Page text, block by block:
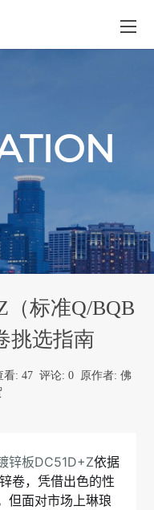
（标准Q/BQB
挑选指南
看: 47 评论: 0 原作者: 佛
锌板DC51D+Z依据
卷，凭借出色的性
但面对市场上琳琅